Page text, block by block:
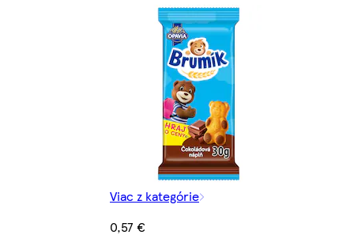
Viac z kategórie
0,57 €